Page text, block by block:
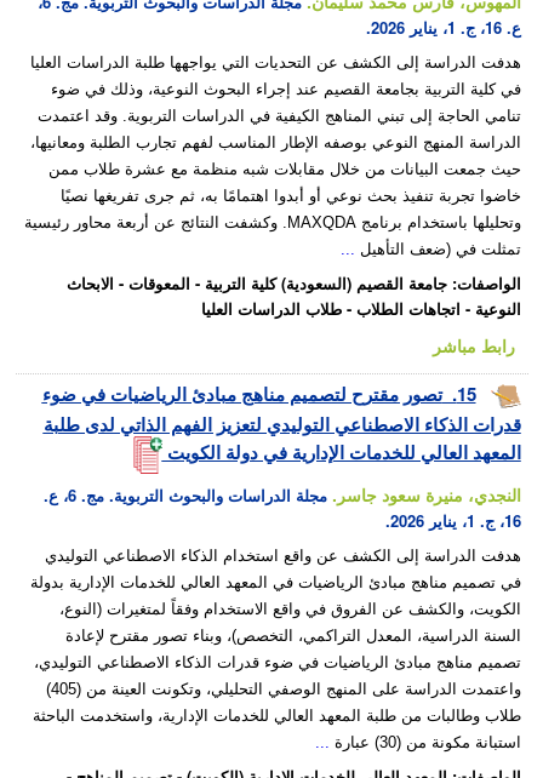
ع. 16، ج. 1، يناير 2026.
هدفت الدراسة إلى الكشف عن التحديات التي يواجهها طلبة الدراسات العليا
في كلية التربية بجامعة القصيم عند إجراء البحوث النوعية، وذلك في ضوء
تنامي الحاجة إلى تبني المناهج الكيفية في الدراسات التربوية. وقد اعتمدت
الدراسة المنهج النوعي بوصفه الإطار المناسب لفهم تجارب الطلبة ومعانيها،
حيث جمعت البيانات من خلال مقابلات شبه منظمة مع عشرة طلاب ممن
خاضوا تجربة تنفيذ بحث نوعي أو أبدوا اهتمامًا به، ثم جرى تفريغها نصيًا
وتحليلها باستخدام برنامج MAXQDA. وكشفت النتائج عن أربعة محاور رئيسية
تمثلت في (ضعف التأهيل
الواصفات:جامعة القصيم (السعودية) كلية التربية - المعوقات - الابحاث
النوعية - اتجاهات الطلاب -طلاب الدراسات العليا
رابط مباشر
15. تصور مقترح لتصميم مناهج مبادئ الرياضيات في ضوء
قدرات الذكاء الاصطناعي التوليدي لتعزيز الفهم الذاتي لدى طلبة
المعهد العالي للخدمات الإدارية في دولة الكويت
النجدي، منيرة سعود جاسر.
مجلة الدراسات والبحوث التربوية. مج. 6، ع.
16، ج. 1، يناير 2026.
هدفت الدراسة إلى الكشف عن واقع استخدام الذكاء الاصطناعي التوليدي
في تصميم مناهج مبادئ الرياضيات في المعهد العالي للخدمات الإدارية بدولة
الكويت، والكشف عن الفروق في واقع الاستخدام وفقاً لمتغيرات (النوع،
السنة الدراسية، المعدل التراكمي، التخصص)، وبناء تصور مقترح لإعادة
تصميم مناهج مبادئ الرياضيات في ضوء قدرات الذكاء الاصطناعي التوليدي،
واعتمدت الدراسة على المنهج الوصفي التحليلي، وتكونت العينة من (405)
طلاب وطالبات من طلبة المعهد العالي للخدمات الإدارية، واستخدمت الباحثة
استبانة مكونة من (30) عبارة